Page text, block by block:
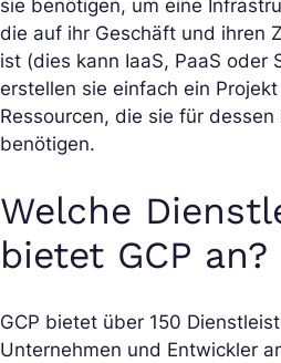
sie benötigen, um eine
die auf ihr Geschäft und ihren
ist (dies kann IaaS, PaaS oder
erstellen sie einfach ein
Ressourcen, die sie für dessen
benötigen.
Welche
bietet GCP an?
GCP bietet über 150
Unternehmen und Entwickler